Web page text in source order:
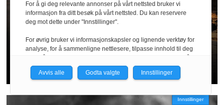
Reportasje || Österlen
En sportsfisker krysser sitt
spor
Innstillinger
For å gi deg relevante annonser på vårt nettsted bruker vi
informasjon fra ditt besøk på vårt nettsted. Du kan reservere
deg mot dette under "Innstillinger".
For øvrig bruker vi informasjonskapsler og lignende verktøy for
analyse, for å sammenligne nettlesere, tilpasse innhold til deg
personvernerklæring.
du få relevante annonser på nettstedene til medlemmene i
nettverket basert på informasjon fra dine besøk på tvers av
Avvis alle Godta valgte Innstillinger